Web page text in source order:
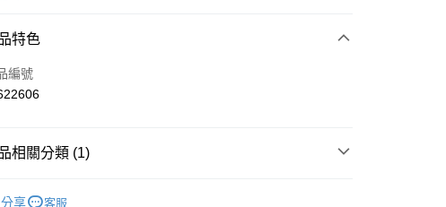
Pay
+PAY
特色
編號
相關分類 (1)
分享
客服